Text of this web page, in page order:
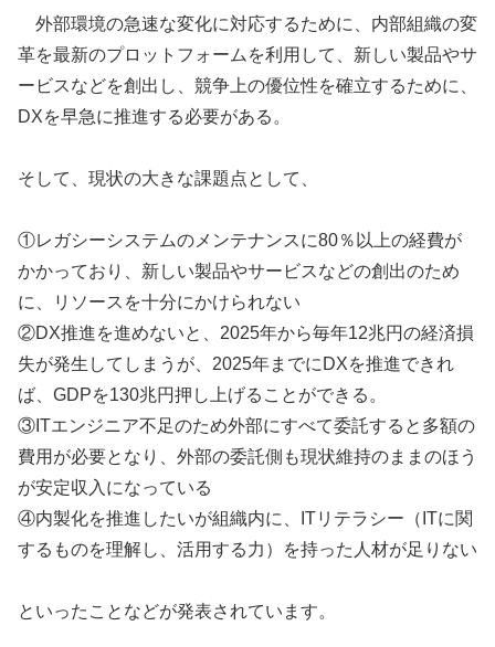
外部環境の急速な変化に対応するために、内部組織の変
革を最新のプロットフォームを利用して、新しい製品やサ
ービスなどを創出し、競争上の優位性を確立するために、
DXを早急に推進する必要がある。
そして、現状の大きな課題点として、
①レガシーシステムのメンテナンスに80％以上の経費が
かかっており、新しい製品やサービスなどの創出のため
に、リソースを十分にかけられない
②DX推進を進めないと、2025年から毎年12兆円の経済損
失が発生してしまうが、2025年までにDXを推進できれ
ば、GDPを130兆円押し上げることができる。
③ITエンジニア不足のため外部にすべて委託すると多額の
費用が必要となり、外部の委託側も現状維持のままのほう
が安定収入になっている
④内製化を推進したいが組織内に、ITリテラシー（ITに関
するものを理解し、活用する力）を持った人材が足りない
といったことなどが発表されています。